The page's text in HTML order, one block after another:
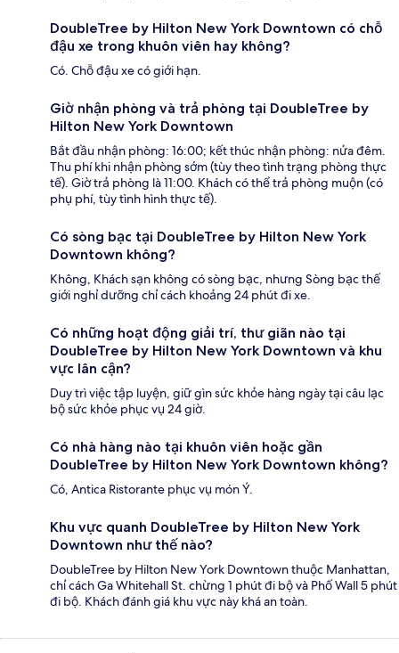
DoubleTree by Hilton New York Downtown có chỗ
đậu xe trong khuôn viên hay không?
Có. Chỗ đậu xe có giới hạn.
Giờ nhận phòng và trả phòng tại DoubleTree by
Hilton New York Downtown
Bắt đầu nhận phòng: 16:00; kết thúc nhận phòng: nửa đêm.
Thu phí khi nhận phòng sớm (tùy theo tình trạng phòng thực
tế). Giờ trả phòng là 11:00. Khách có thể trả phòng muộn (có
phụ phí, tùy tình hình thực tế).
Có sòng bạc tại DoubleTree by Hilton New York
Downtown không?
Không, Khách sạn không có sòng bạc, nhưng Sòng bạc thế
giới nghỉ dưỡng chỉ cách khoảng 24 phút đi xe.
Có những hoạt động giải trí, thư giãn nào tại
DoubleTree by Hilton New York Downtown và khu
vực lân cận?
Duy trì việc tập luyện, giữ gìn sức khỏe hàng ngày tại câu lạc
bộ sức khỏe phục vụ 24 giờ.
Có nhà hàng nào tại khuôn viên hoặc gần
DoubleTree by Hilton New York Downtown không?
Có, Antica Ristorante phục vụ món Ý.
Khu vực quanh DoubleTree by Hilton New York
Downtown như thế nào?
DoubleTree by Hilton New York Downtown thuộc Manhattan,
chỉ cách Ga Whitehall St. chừng 1 phút đi bộ và Phố Wall 5 phút
đi bộ. Khách đánh giá khu vực này khá an toàn.